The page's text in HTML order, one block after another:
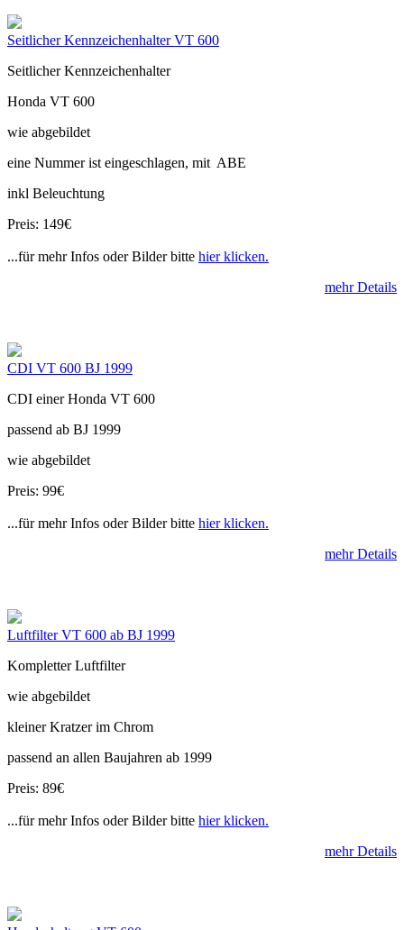
Seitlicher Kennzeichenhalter VT 600
Seitlicher Kennzeichenhalter
Honda VT 600
wie abgebildet
eine Nummer ist eingeschlagen, mit ABE
inkl Beleuchtung
Preis: 149€
...für mehr Infos oder Bilder bitte hier klicken.
mehr Details
CDI VT 600 BJ 1999
CDI einer Honda VT 600
passend ab BJ 1999
wie abgebildet
Preis: 99€
...für mehr Infos oder Bilder bitte hier klicken.
mehr Details
Luftfilter VT 600 ab BJ 1999
Kompletter Luftfilter
wie abgebildet
kleiner Kratzer im Chrom
passend an allen Baujahren ab 1999
Preis: 89€
...für mehr Infos oder Bilder bitte hier klicken.
mehr Details